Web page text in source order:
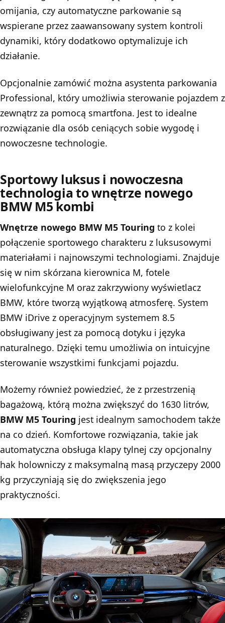
omijania, czy automatyczne parkowanie są
wspierane przez zaawansowany system kontroli
dynamiki, który dodatkowo optymalizuje ich
działanie.
Opcjonalnie zamówić można asystenta parkowania
Professional, który umożliwia sterowanie pojazdem z
zewnątrz za pomocą smartfona. Jest to idealne
rozwiązanie dla osób ceniących sobie wygodę i
nowoczesne technologie.
Sportowy luksus i nowoczesna
technologia to wnętrze nowego
BMW M5 kombi
Wnętrze nowego BMW M5 Touring to z kolei
połączenie sportowego charakteru z luksusowymi
materiałami i najnowszymi technologiami. Znajduje
się w nim skórzana kierownica M, fotele
wielofunkcyjne M oraz zakrzywiony wyświetlacz
BMW, które tworzą wyjątkową atmosferę. System
BMW iDrive z operacyjnym systemem 8.5
obsługiwany jest za pomocą dotyku i języka
naturalnego. Dzięki temu umożliwia on intuicyjne
sterowanie wszystkimi funkcjami pojazdu.
Możemy również powiedzieć, że z przestrzenią
bagażową, którą można zwiększyć do 1630 litrów,
BMW M5 Touring jest idealnym samochodem także
na co dzień. Komfortowe rozwiązania, takie jak
automatyczna obsługa klapy tylnej czy opcjonalny
hak holowniczy z maksymalną masą przyczepy 2000
kg przyczyniają się do zwiększenia jego
praktyczności.